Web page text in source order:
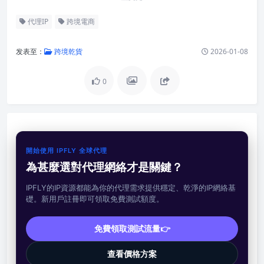
代理IP 跨境電商
发表至： 跨境乾貨 2026-01-08
0
開始使用 IPFLY 全球代理
為甚麼選對代理網絡才是關鍵？
IPFLY的IP資源都能為你的代理需求提供穩定、乾淨的IP網絡基
礎。新用戶註冊即可領取免費測試額度。
免費領取測試流量👉
查看價格方案